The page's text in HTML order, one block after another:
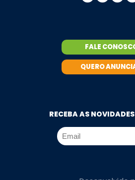
FALE
QUERO
RECEBA AS